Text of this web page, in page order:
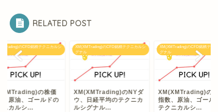
RELATED POST
のCFD銘柄テクニカルシ
の株価
、原油、ゴールドの
ニカルシ...
XM(XMTrading)のCFD銘柄テクニカルシ
グナル
XM(XMTrading)のNYダ
ウ、日経平均のテクニカ
ルシグナル...
XM(XMTrading)のCFD銘柄テク
グナル
XM(XMTrading)の
指数、原油、ゴール
テクニカルシ...